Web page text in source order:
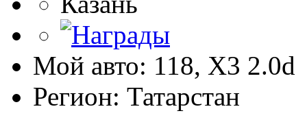
Мой авто: 118, Х3 2.0d
Регион: Татарстан